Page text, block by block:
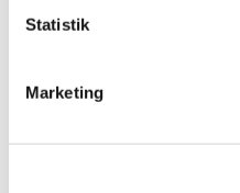
Statistik
Marketing